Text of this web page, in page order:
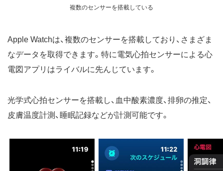
複数のセンサーを搭載している
Apple Watchは、複数のセンサーを搭載しており、さまざま
なデータを取得できます。特に電気心拍センサーによる心
電図アプリはライバルに先んじています。
光学式心拍センサーを搭載し、血中酸素濃度、排卵の推定、
皮膚温度計測、睡眠記録などが計測可能です。